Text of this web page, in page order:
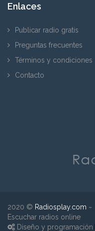
Enlaces
Publicar radio gratis
Preguntas frecuentes
Términos y condiciones
Contacto
2020 © Radiosplay.com ~
Escuchar radios online
Diseño y programación